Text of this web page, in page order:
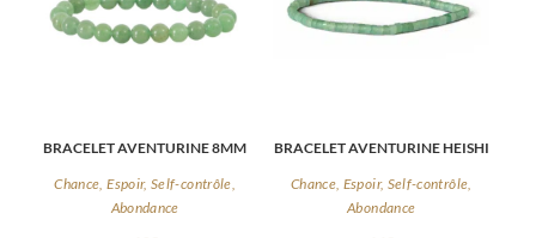
BRACELET AVENTURINE 8MM
Chance, Espoir, Self-contrôle,
Abondance
BRACELET AVENTURINE HEISHI
Chance, Espoir, Self-contrôle,
Abondance